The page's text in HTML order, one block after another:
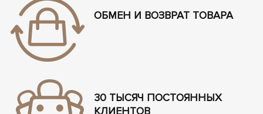
ОБМЕН И ВОЗВРАТ ТОВАРА
30 ТЫСЯЧ ПОСТОЯННЫХ
КЛИЕНТОВ